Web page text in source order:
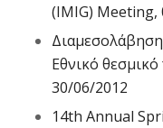
(IMIG) Meeting,
Εθνικό
30/06/2012
14th Annual